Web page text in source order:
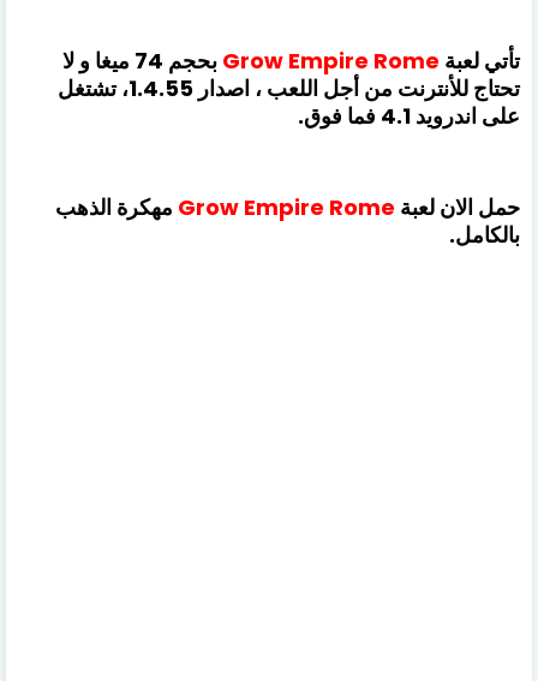
تأتي لعبة Grow Empire Rome
بحجم 74 ميغا و لا
تحتاج للأنترنت من أجل اللعب ، اصدار 1.4.55، تشتغل
على اندرويد 4.1 فما فوق.
حمل الان لعبة Grow Empire Rome
مهكرة الذهب
بالكامل.